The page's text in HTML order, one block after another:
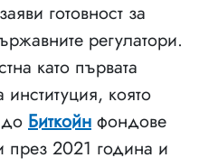
готовност за
регулатори.
като първата
която
Биткойн фондове
през 2021 година и